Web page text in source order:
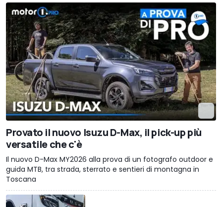
Provato il nuovo Isuzu D-Max, il pick-up più
versatile che c'è
Il nuovo D-Max MY2026 alla prova di un fotografo outdoor e
guida MTB, tra strada, sterrato e sentieri di montagna in
Toscana